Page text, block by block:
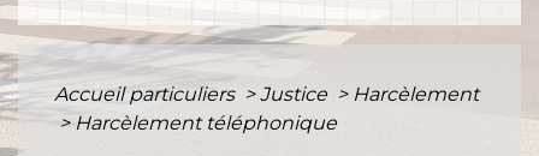
Accueil particuliers > Justice > Harcèlement
> Harcèlement téléphonique